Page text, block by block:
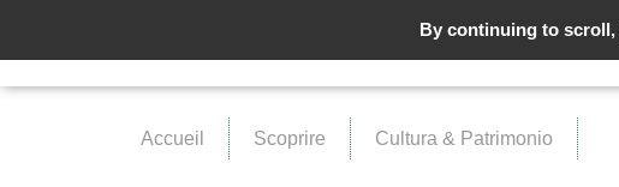
Accueil Scoprire Cultura & Patrimonio
By continuing to scroll,